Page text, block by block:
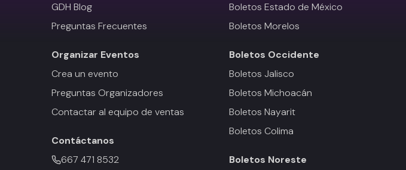
GDH Blog
Preguntas Frecuentes
Organizar Eventos
Crea un evento
Preguntas Organizadores
Contactar al equipo de ventas
Contáctanos
667 471 8532
Boletos Estado de México
Boletos Morelos
Boletos Occidente
Boletos Jalisco
Boletos Michoacán
Boletos Nayarit
Boletos Colima
Boletos Noreste